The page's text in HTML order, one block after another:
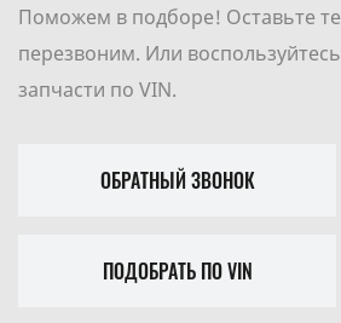
Поможем в подборе! Оставьте
перезвоним. Или
запчасти по VIN.
ОБРАТНЫЙ ЗВОНОК
ПОДОБРАТЬ ПО VIN